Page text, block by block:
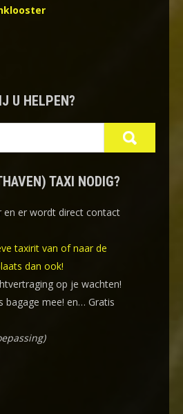
U HELPEN?
TAXI NODIG?
en er wordt direct contact
taxirit van of naar de
dan ook!
op je wachten!
bagage mee! en… Gratis